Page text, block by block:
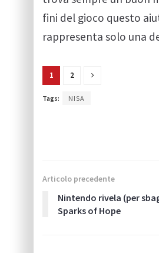
fini del gioco questo
rappresenta solo una
1 2
Tags: NISA
Articolo precedente
Nintendo rivela (per
Sparks of Hope